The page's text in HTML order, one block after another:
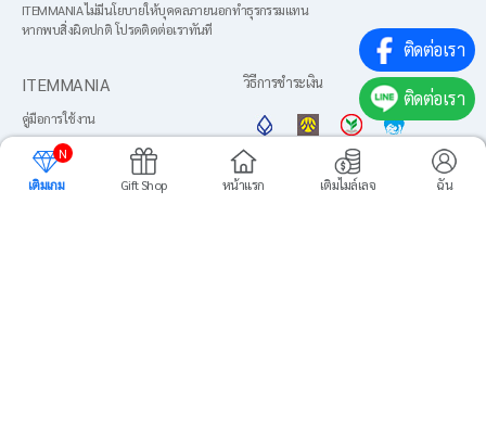
ติดต่อเรา
ติดต่อเรา
ITEMMANIA ไม่มีนโยบายให้บุคคลภายนอกทำธุรกรรมแทน
หากพบสิ่งผิดปกติ โปรดติดต่อเราทันที
ITEMMANIA
คู่มือการใช้งาน
About us
ข้อตกลงการใช้งาน
วิธีการชำระเงิน
N
เติมเกม
Gift Shop หน้าแรก เติมไมล์เลจ ฉัน